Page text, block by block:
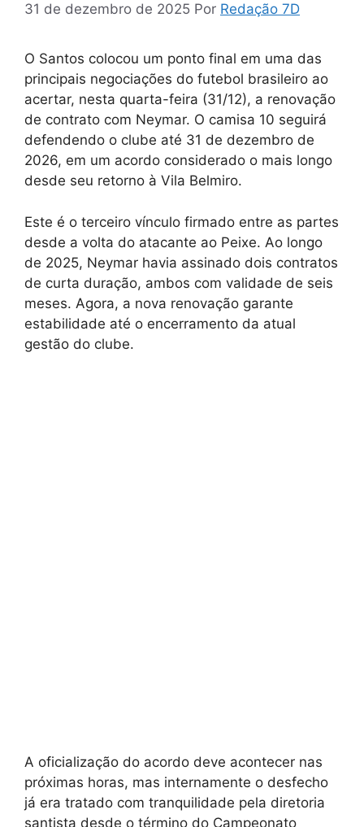
31 de dezembro de 2025 Por Redação 7D
O Santos colocou um ponto final em uma das
principais negociações do futebol brasileiro ao
acertar, nesta quarta-feira (31/12), a renovação
de contrato com Neymar. O camisa 10 seguirá
defendendo o clube até 31 de dezembro de
2026, em um acordo considerado o mais longo
desde seu retorno à Vila Belmiro.
Este é o terceiro vínculo firmado entre as partes
desde a volta do atacante ao Peixe. Ao longo
de 2025, Neymar havia assinado dois contratos
de curta duração, ambos com validade de seis
meses. Agora, a nova renovação garante
estabilidade até o encerramento da atual
gestão do clube.
A oficialização do acordo deve acontecer nas
próximas horas, mas internamente o desfecho
já era tratado com tranquilidade pela diretoria
santista desde o término do Campeonato